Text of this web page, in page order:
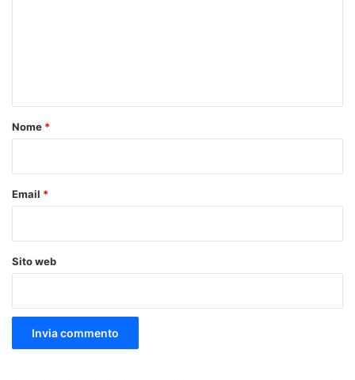
o
Nome *
Email *
Sito web